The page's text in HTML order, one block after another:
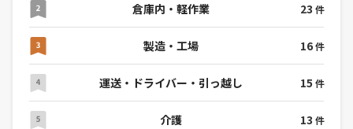
倉庫内・軽作業 23 件
製造・工場 16件
運送・ドライバー・引っ越し 15 件
介護 13 件